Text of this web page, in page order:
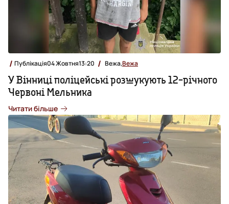
Публікація04 Жовтня13:20 Вежа,Вежа
У Вінниці поліцейські розшукують 12-річного
Червоні Мельника
Читати більше